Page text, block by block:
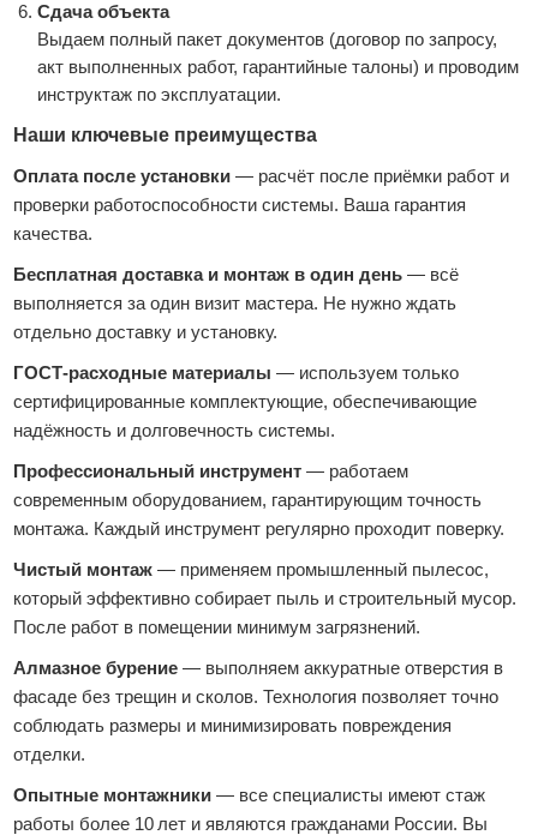
Сдача объекта
Выдаем полный пакет документов (договор по запросу,
акт выполненных работ, гарантийные талоны) и проводим
инструктаж по эксплуатации.
Наши ключевые преимущества
Оплата после установки — расчёт после приёмки работ и
проверки работоспособности системы. Ваша гарантия
качества.
Бесплатная доставка и монтаж в один день — всё
выполняется за один визит мастера. Не нужно ждать
отдельно доставку и установку.
ГОСТ‑расходные материалы — используем только
сертифицированные комплектующие, обеспечивающие
надёжность и долговечность системы.
Профессиональный инструмент — работаем
современным оборудованием, гарантирующим точность
монтажа. Каждый инструмент регулярно проходит поверку.
Чистый монтаж — применяем промышленный пылесос,
который эффективно собирает пыль и строительный мусор.
После работ в помещении минимум загрязнений.
Алмазное бурение — выполняем аккуратные отверстия в
фасаде без трещин и сколов. Технология позволяет точно
соблюдать размеры и минимизировать повреждения
отделки.
Опытные монтажники — все специалисты имеют стаж
работы более 10 лет и являются гражданами России. Вы